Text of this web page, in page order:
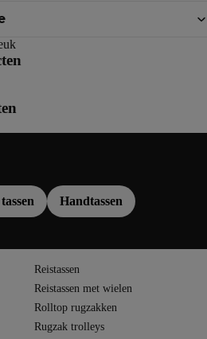
Handtassen
Reistassen
Reistassen met wielen
Rolltop rugzakken
Rugzak trolleys